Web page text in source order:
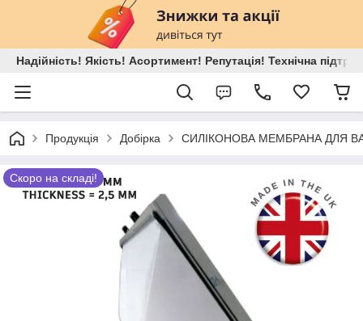
Надійність! Якість! Асортимент! Репутація! Технічна
Продукція Добірка СИЛІКОНОВА МЕМБРАНА ДЛЯ
Скоро на складі!